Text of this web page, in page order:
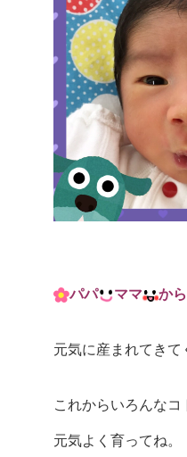
パパ ママ か
元気に産まれてきて
これからいろんな
元気よく育ってね。